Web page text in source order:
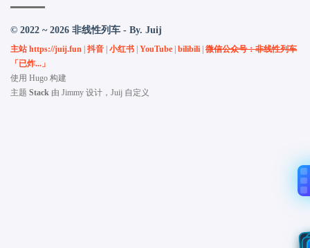
© 2022 ~ 2026 非线性列车 - By. Juij
主站 https://juij.fun 抖音 小红书 YouTube bilibili 微信公众号：非线性列车
「已炸...」
使用 Hugo 构建
主题 Stack 由 Jimmy 设计，Juij 自定义